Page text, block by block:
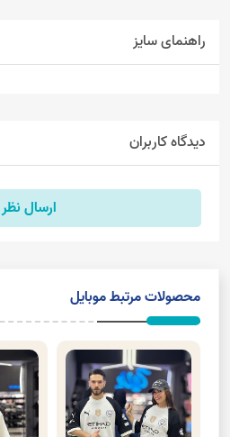
راهنمای سایز
دیدگاه کاربران
ارسال نظر
محصولات مرتبط موبایل